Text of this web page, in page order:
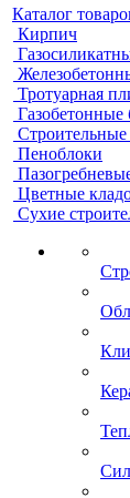
Каталог
Кирпич
Тротуарная
Газобетонные
Строительные
Пеноблоки
Цветные
Сухие